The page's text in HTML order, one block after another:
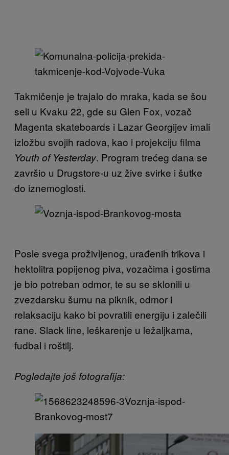
Takmičenje je trajalo do mraka, kada se šou
seli u Kvaku 22, gde su Glen Fox, vozač
Magenta skateboards i Lazar Georgijev imali
izložbu svojih radova, kao i projekciju filma
Youth of Yesterday. Program trećeg dana se
završio u Drugstore-u uz žive svirke i šutke
do iznemoglosti.
Posle svega proživljenog, urađenih trikova i
hektolitra popijenog piva, vozačima i gostima
je bio potreban odmor, te su se sklonili u
zvezdarsku šumu na piknik, odmor i
relaksaciju kako bi povratili energiju i zalečili
rane. Slack line, leškarenje u ležaljkama,
fudbal i roštilj.
Pogledajte još fotografija: